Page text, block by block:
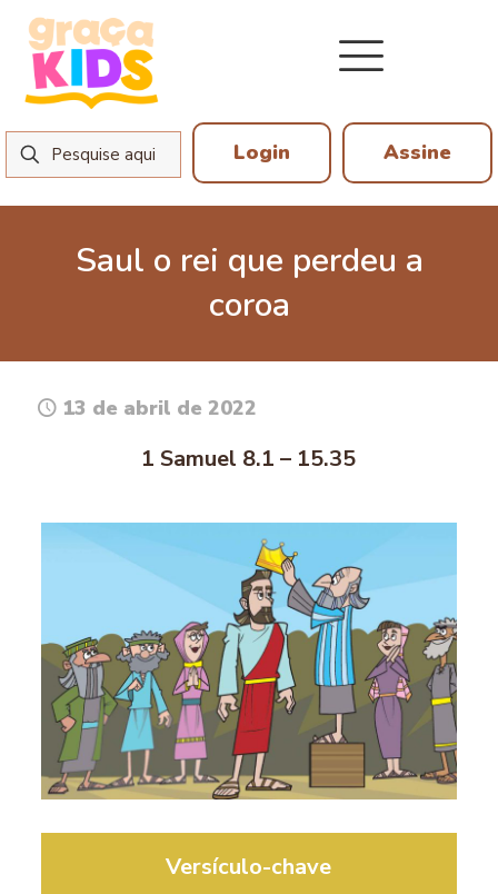
Login Assine
Saul o rei que perdeu a
coroa
13 de abril de 2022
1 Samuel 8.1 – 15.35
Versículo-chave